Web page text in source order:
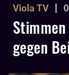
Viola TV
gegen